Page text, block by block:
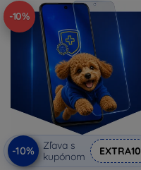
-10%
-10%
Zľava s
kupónom
EXTRA10